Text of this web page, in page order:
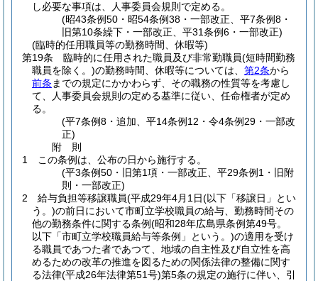
し必要な事項は、人事委員会規則で定める。
(昭43条例50・昭54条例38・一部改正、平7条例8・
旧第10条繰下・一部改正、平31条例6・一部改正)
(臨時的任用職員等の勤務時間、休暇等)
第19条
臨時的に任用された職員及び非常勤職員(短時間勤務
職員を除く。)の勤務時間、休暇等については、 第2条から
前条 までの規定にかかわらず、その職務の性質等を考慮し
て、人事委員会規則の定める基準に従い、任命権者が定め
る。
(平7条例8・追加、平14条例12・令4条例29・一部改
正)
附 則
1
この条例は、公布の日から施行する。
(平3条例50・旧第1項・一部改正、平29条例1・旧附
則・一部改正)
2
給与負担等移譲職員(平成29年4月1日(以下「移譲日」とい
う。)の前日において市町立学校職員の給与、勤務時間その
他の勤務条件に関する条例(昭和28年広島県条例第49号。
以下「市町立学校職員給与等条例」という。)の適用を受け
る職員であつた者であつて、地域の自主性及び自立性を高
めるための改革の推進を図るための関係法律の整備に関す
る法律(平成26年法律第51号)第5条の規定の施行に伴い、引